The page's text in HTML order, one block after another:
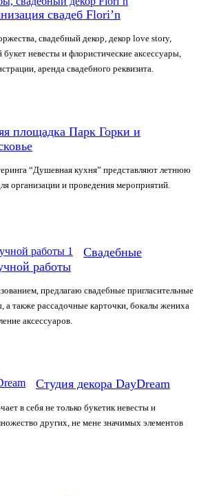
свадеб Flori’n
свадебный декор, декор love story,
невесты и флористические аксессуары,
аренда свадебного реквизита.
площадка Парк Горки и
“Душевная кухня” представляют летнюю
организации и проведения мероприятий.
Свадебные
работы
предлагаю свадебные пригласительные
а также рассадочные карточки, бокалы жениха
аксессуаров.
Студия декора DayDream
в себя не только букетик невесты и
других, не мене значимых элементов